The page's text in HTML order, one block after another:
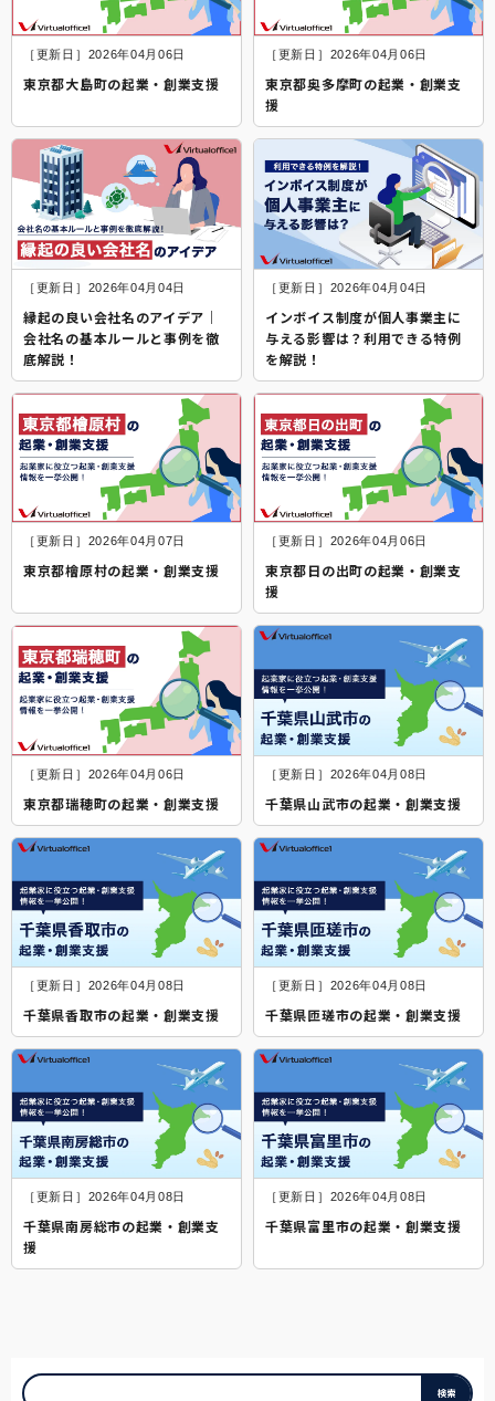
［更新日］2026年04月06日
東京都大島町の起業・創業支援
［更新日］2026年04月06日
東京都奥多摩町の起業・創業支
援
［更新日］2026年04月04日
縁起の良い会社名のアイデア｜
会社名の基本ルールと事例を徹
底解説！
［更新日］2026年04月04日
インボイス制度が個人事業主に
与える影響は？利用できる特例
を解説！
［更新日］2026年04月07日
東京都檜原村の起業・創業支援
［更新日］2026年04月06日
東京都日の出町の起業・創業支
援
［更新日］2026年04月06日
東京都瑞穂町の起業・創業支援
［更新日］2026年04月08日
千葉県山武市の起業・創業支援
［更新日］2026年04月08日
千葉県香取市の起業・創業支援
［更新日］2026年04月08日
千葉県匝瑳市の起業・創業支援
［更新日］2026年04月08日
千葉県南房総市の起業・創業支
援
［更新日］2026年04月08日
千葉県富里市の起業・創業支援